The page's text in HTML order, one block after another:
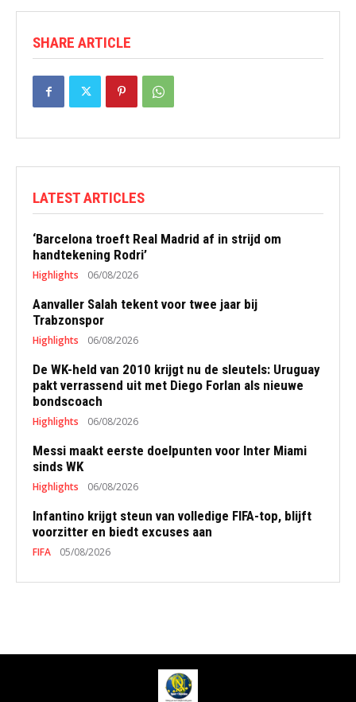
SHARE ARTICLE
LATEST ARTICLES
‘Barcelona troeft Real Madrid af in strijd om
handtekening Rodri’
Highlights 06/08/2026
Aanvaller Salah tekent voor twee jaar bij
Trabzonspor
Highlights 06/08/2026
De WK-held van 2010 krijgt nu de sleutels: Uruguay
pakt verrassend uit met Diego Forlan als nieuwe
bondscoach
Highlights 06/08/2026
Messi maakt eerste doelpunten voor Inter Miami
sinds WK
Highlights 06/08/2026
Infantino krijgt steun van volledige FIFA-top, blijft
voorzitter en biedt excuses aan
FIFA 05/08/2026